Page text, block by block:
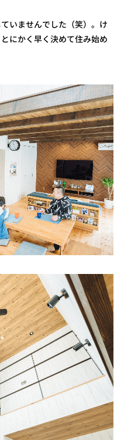
いませんでした（笑）。け
にかく早く決めて住み始め